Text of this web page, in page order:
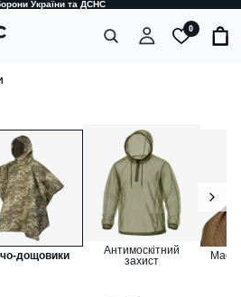
України та ДСНС
0
дощовики
Антимоскітний
захист